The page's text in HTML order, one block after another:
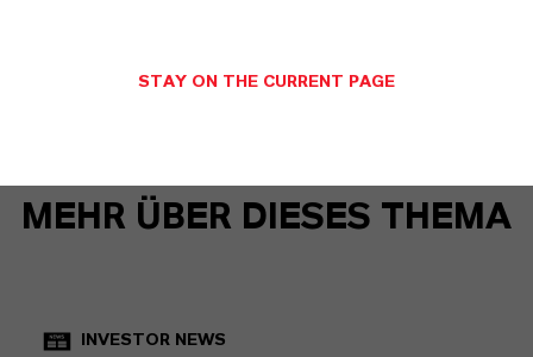
MEHR ÜBER DIESES THEMA
INVESTOR NEWS
STAY ON THE CURRENT PAGE